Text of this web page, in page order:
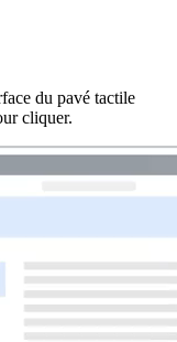
du pavé tactile
cliquer.